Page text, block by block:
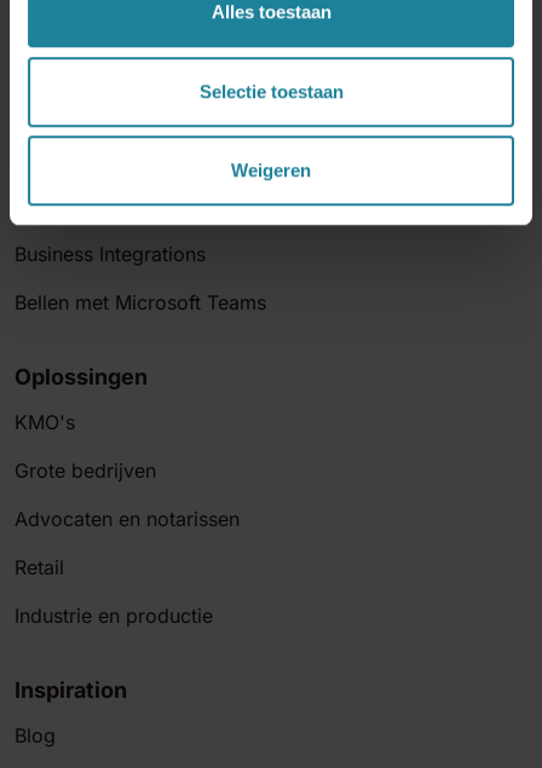
Alles toestaan
Selectie toestaan
Weigeren
Producten
Business Communications
Business Analytics
Business Integrations
Bellen met Microsoft Teams
Oplossingen
KMO's
Grote bedrijven
Advocaten en notarissen
Retail
Industrie en productie
Inspiration
Blog